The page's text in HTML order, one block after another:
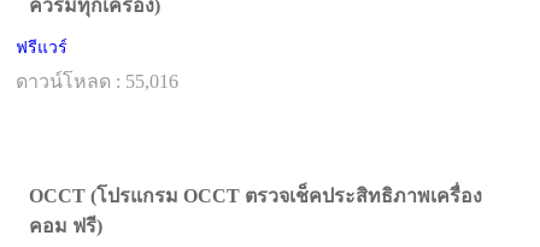
ควรมีทุกเครื่อง)
ฟรีแวร์
ดาวน์โหลด : 55,016
OCCT (โปรแกรม OCCT ตรวจเช็คประสิทธิภาพเครื่อง
คอม ฟรี)